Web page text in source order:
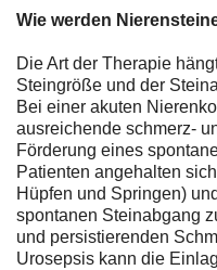
Wie werden
Die Art der Therapie
Steingröße und der
Bei einer akuten
ausreichende schmerz-
Förderung eines
Patienten angehalten
Hüpfen und Springen)
spontanen Steinabgang
und persistierenden
Urosepsis kann die